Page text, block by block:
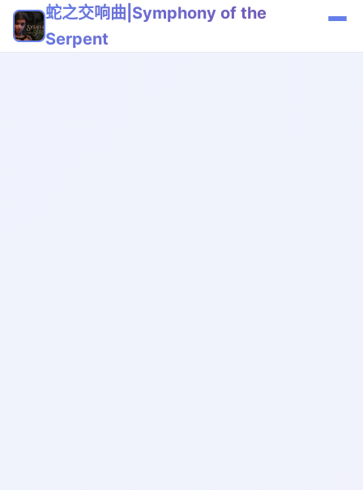
蛇之交响曲|Symphony of the
Serpent